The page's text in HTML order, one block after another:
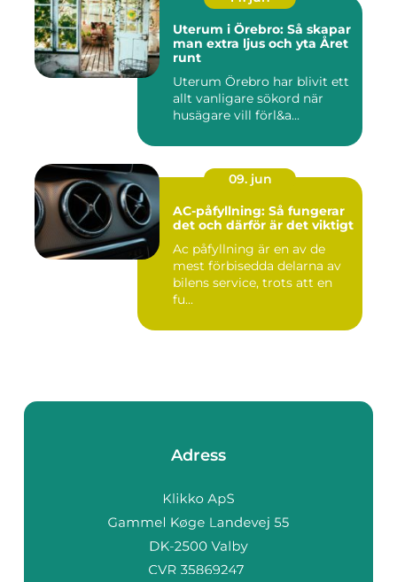
Uterum i Örebro: Så skapar
man extra ljus och yta Året
runt
Uterum Örebro har blivit ett
allt vanligare sökord när
husägare vill förl&a...
09. jun
AC-påfyllning: Så fungerar
det och därför är det viktigt
Ac påfyllning är en av de
mest förbisedda delarna av
bilens service, trots att en
fu...
Adress